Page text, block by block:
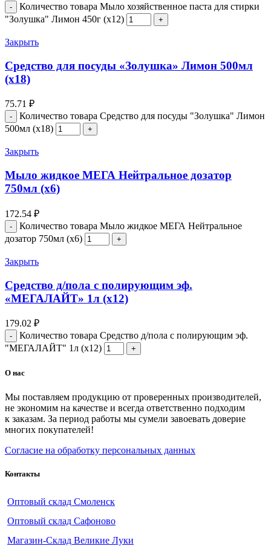
Количество товара Мыло хозяйственное паста для стирки
"Золушка" Лимон 450г (х12)
Закрыть
Средство для посуды «Золушка» Лимон 500мл
(х18)
75.71 ₽
Количество товара Средство для посуды "Золушка" Лимон
500мл (х18)
Закрыть
Мыло жидкое МЕГА Нейтральное дозатор
750мл (х6)
172.54 ₽
Количество товара Мыло жидкое МЕГА Нейтральное
дозатор 750мл (х6)
Закрыть
Средство д/пола с полирующим эф.
«МЕГАЛАЙТ» 1л (х12)
179.02 ₽
Количество товара Средство д/пола с полирующим эф.
"МЕГАЛАЙТ" 1л (х12)
О нас
Мы поставляем продукцию от проверенных производителей,
не экономим на качестве и всегда ответственно подходим
к заказам. За период работы мы сумели завоевать доверие
многих покупателей!
Согласие на обработку персональных данных
Контакты
Оптовый склад Смоленск
Оптовый склад Сафоново
Магазин-Склад Великие Луки